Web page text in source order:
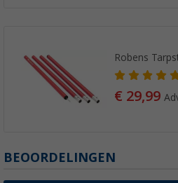
Robens
€ 29,99
BEOORDELINGEN